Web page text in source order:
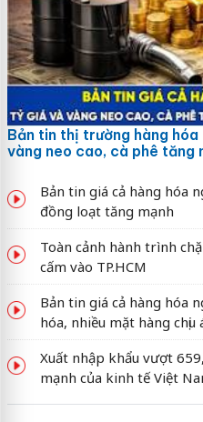
Bản tin thị trường hàng
vàng neo cao, cà phê tăng
Bản tin giá cả hàng hóa
đồng loạt tăng mạnh
Toàn cảnh hành trình
cấm vào TP.HCM
Bản tin giá cả hàng hóa
hóa, nhiều mặt hàng chịu
Xuất nhập khẩu vượt
mạnh của kinh tế Việt